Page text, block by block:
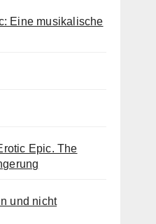
Eine musikalische
Epic. The
und nicht